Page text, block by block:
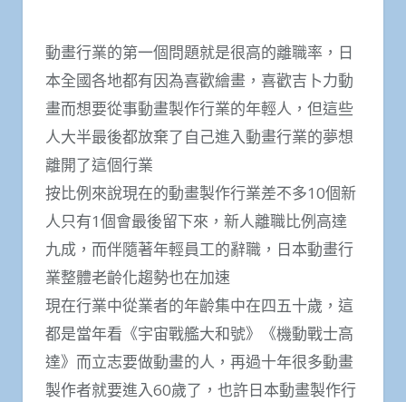
動畫行業的第一個問題就是很高的離職率，日
本全國各地都有因為喜歡繪畫，喜歡吉卜力動
畫而想要從事動畫製作行業的年輕人，但這些
人大半最後都放棄了自己進入動畫行業的夢想
離開了這個行業
按比例來說現在的動畫製作行業差不多10個新
人只有1個會最後留下來，新人離職比例高達
九成，而伴隨著年輕員工的辭職，日本動畫行
業整體老齡化趨勢也在加速
現在行業中從業者的年齡集中在四五十歲，這
都是當年看《宇宙戰艦大和號》《機動戰士高
達》而立志要做動畫的人，再過十年很多動畫
製作者就要進入60歲了，也許日本動畫製作行